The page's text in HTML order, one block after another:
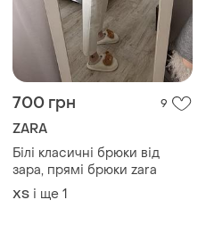
700 грн 9
ZARA
Білі класичні брюки від
зара, прямі брюки zara
ХS і ще 1